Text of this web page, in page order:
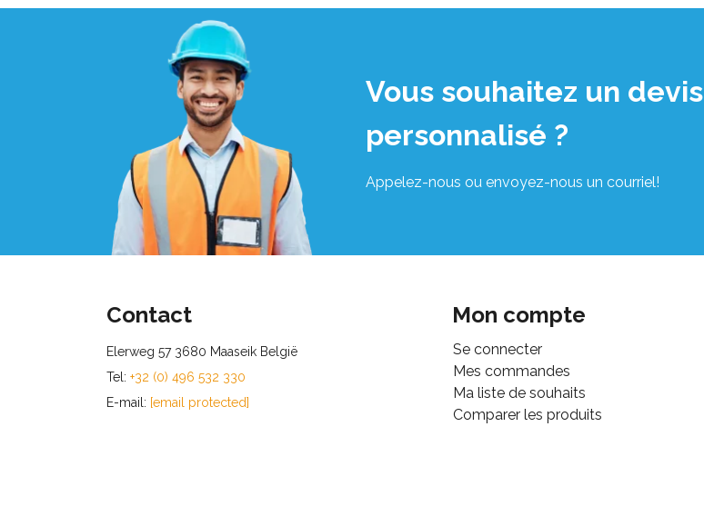
Vous souhaitez un devis
personnalisé ?
Appelez-nous ou envoyez-nous un courriel!
Contact
Elerweg 57 3680 Maaseik België
Tel: +32 (0) 496 532 330
E-mail: [email protected]
Mon compte
Se connecter
Mes commandes
Ma liste de souhaits
Comparer les produits